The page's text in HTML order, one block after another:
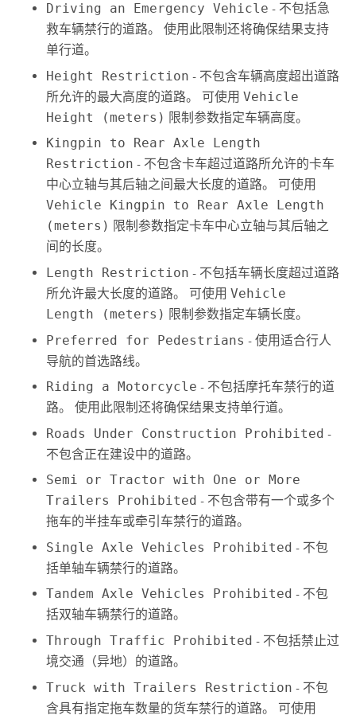
Driving an Emergency Vehicle - 不包括急
救车辆禁行的道路。 使用此限制还将确保结果支持
单行道。
Height Restriction - 不包含车辆高度超出道路
所允许的最大高度的道路。 可使用Vehicle
Height (meters) 限制参数指定车辆高度。
Kingpin to Rear Axle Length
Restriction - 不包含卡车超过道路所允许的卡车
中心立轴与其后轴之间最大长度的道路。 可使用
Vehicle Kingpin to Rear Axle Length
(meters) 限制参数指定卡车中心立轴与其后轴之
间的长度。
Length Restriction - 不包括车辆长度超过道路
所允许最大长度的道路。 可使用Vehicle
Length (meters) 限制参数指定车辆长度。
Preferred for Pedestrians - 使用适合行人
导航的首选路线。
Riding a Motorcycle - 不包括摩托车禁行的道
路。 使用此限制还将确保结果支持单行道。
Roads Under Construction Prohibited -
不包含正在建设中的道路。
Semi or Tractor with One or More
Trailers Prohibited - 不包含带有一个或多个
拖车的半挂车或牵引车禁行的道路。
Single Axle Vehicles Prohibited - 不包
括单轴车辆禁行的道路。
Tandem Axle Vehicles Prohibited - 不包
括双轴车辆禁行的道路。
Through Traffic Prohibited - 不包括禁止过
境交通（异地）的道路。
Truck with Trailers Restriction - 不包
含具有指定拖车数量的货车禁行的道路。 可使用